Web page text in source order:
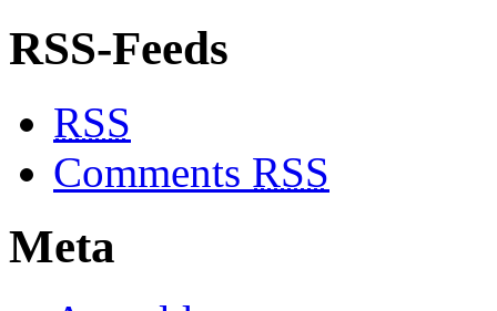
RSS-Feeds
RSS
Comments RSS
Meta